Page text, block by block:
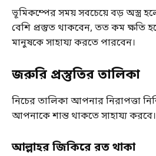
ভূমিকম্পের সময় সবচেয়ে বড় অস্ত্র
বেশি প্রস্তুত থাকবেন, তত কম ক্ষতি
মানুষকে সাহায্য করতে পারবেন।
জরুরি প্রস্তুতির তালিকা
নিচের তালিকা আপনার নিরাপত্তা
আপনাকে শান্ত থাকতে সাহায্য করবে।
আল্লাহর জিকিরে রত থাকা